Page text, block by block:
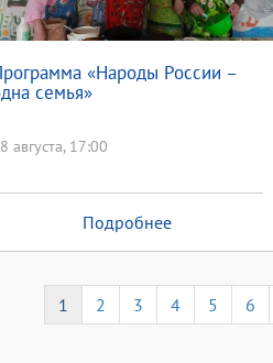
«Народы России –
семья»
августа, 17:00
Подробнее
1 2 3 4 5 6